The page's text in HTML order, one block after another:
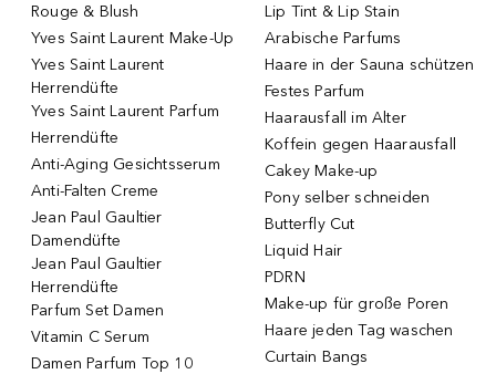
Rouge & Blush
Yves Saint Laurent Make-Up
Yves Saint Laurent
Herrendüfte
Yves Saint Laurent Parfum
Herrendüfte
Anti-Aging Gesichtsserum
Anti-Falten Creme
Jean Paul Gaultier
Damendüfte
Jean Paul Gaultier
Herrendüfte
Parfum Set Damen
Vitamin C Serum
Damen Parfum Top 10
Lip Tint & Lip Stain
Arabische Parfums
Haare in der Sauna schützen
Festes Parfum
Haarausfall im Alter
Koffein gegen Haarausfall
Cakey Make-up
Pony selber schneiden
Butterfly Cut
Liquid Hair
PDRN
Make-up für große Poren
Haare jeden Tag waschen
Curtain Bangs